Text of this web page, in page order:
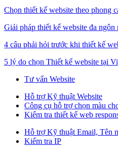
Chọn thiết kế website theo phong
Giải pháp thiết kế website đa ngôn
4 câu phải hỏi trước khi thiết kế
5 lý do chọn Thiết kế website tại
Tư vấn Website
Hỗ trợ Kỹ thuật Website
Công cụ hỗ trợ chọn màu
Kiểm tra thiết kế web
Hỗ trợ Kỹ thuật Email, Tên
Kiểm tra IP